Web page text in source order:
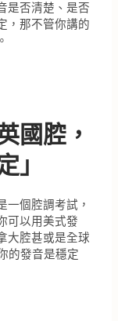
是否清楚、是否
，那不管你講的
國腔，
」
一個腔調考試，
可以用美式發
大腔甚或是全球
的發音是穩定